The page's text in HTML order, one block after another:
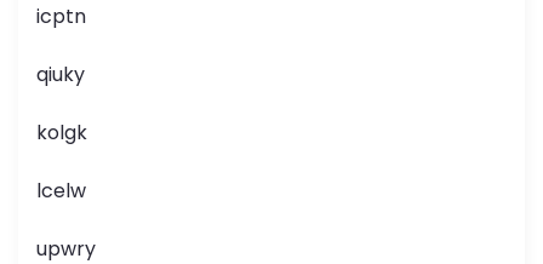
icptn
qiuky
kolgk
lcelw
upwry